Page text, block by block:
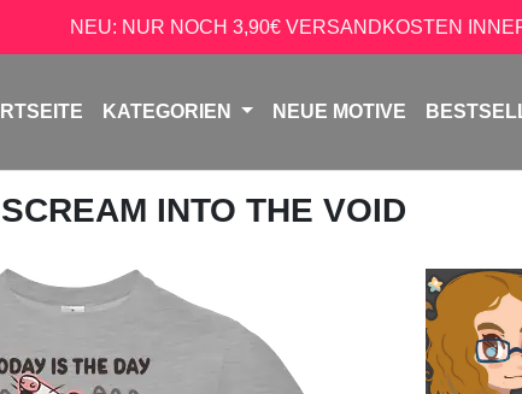
NEU: NUR NOCH 3,90€ VERSANDKOSTEN
KATEGORIEN NEUE MOTIVE
INTO THE VOID